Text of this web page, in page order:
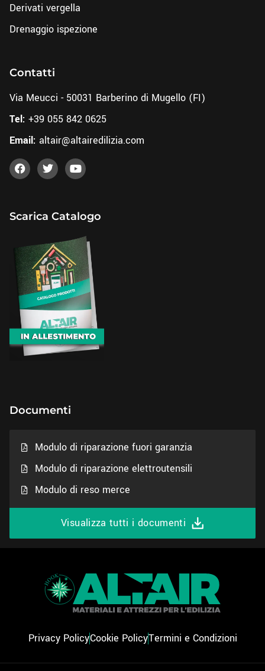
Derivati vergella
Drenaggio ispezione
Contatti
Via Meucci - 50031 Barberino di Mugello (FI)
Tel: +39 055 842 0625
Email: altair@altairedilizia.com
Scarica Catalogo
Documenti
Modulo di riparazione fuori garanzia
Modulo di riparazione elettroutensili
Modulo di reso merce
Visualizza tutti i documenti
Privacy PolicyCookie PolicyTermini e Condizioni